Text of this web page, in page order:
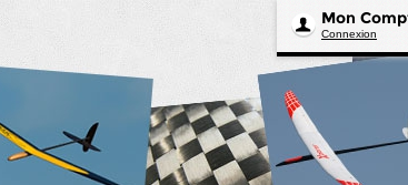
Mon
Connexion